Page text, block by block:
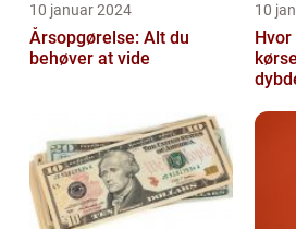
10 januar 2024
Årsopgørelse: Alt du
behøver at vide
10